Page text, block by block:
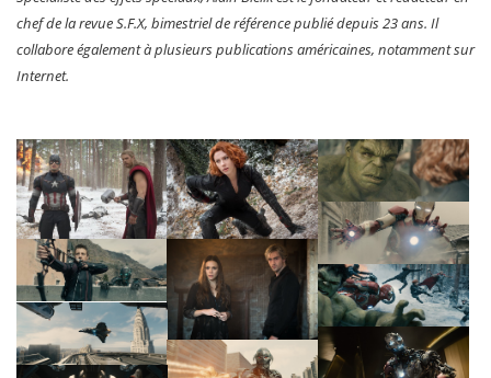
chef de la revue S.F.X, bimestriel de référence publié depuis 23 ans. Il
collabore également à plusieurs publications américaines, notamment sur
Internet.